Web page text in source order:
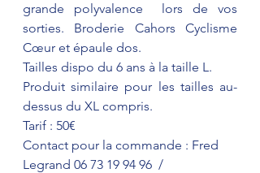
grande polyvalence  lors de vos
sorties. Broderie Cahors Cyclisme
Cœur et épaule dos.
Tailles dispo du 6 ans à la taille L.
Produit similaire pour les tailles au-
dessus du XL compris.
Tarif : 50€
Contact pour la commande : Fred
Legrand 06 73 19 94 96  /